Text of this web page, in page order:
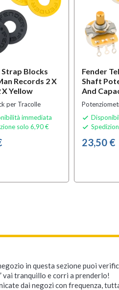
Strap Blocks
Records 2 X
X Yellow
per Tracolle
immediata
solo 6,90 €
Fender
Shaft
And


23,50 €
in questa sezione puoi
vai tranquillo e corri a prenderlo!
dai negozi con frequenza,